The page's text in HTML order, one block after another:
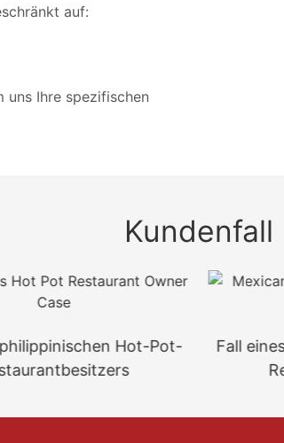
auf:
uns Ihre spezifischen
Kundenfall
Hot-Pot-
Fall